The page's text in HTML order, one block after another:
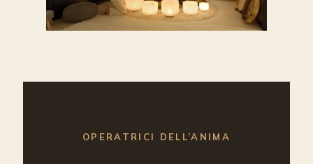
OPERATRICI DELL’ANIMA